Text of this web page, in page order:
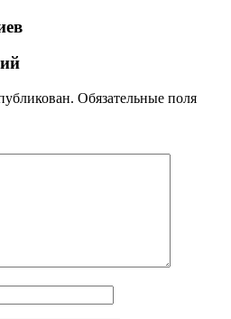
Обязательные поля